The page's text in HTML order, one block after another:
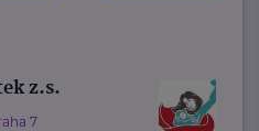
z.s.
7